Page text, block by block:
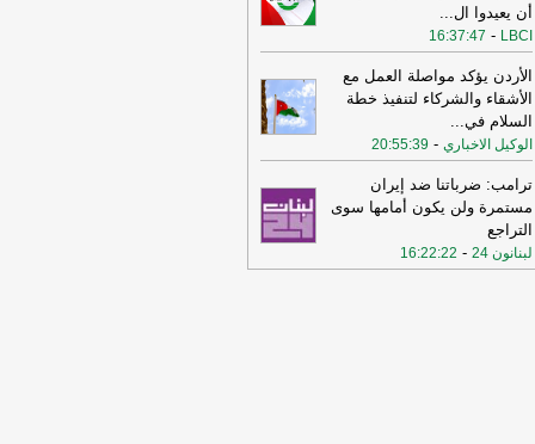
12:31
الأردن تعلن اعتراض 4 صواريخ
وسقوط 2 في مناطق خالية
الإلكترونية
19:02
‏الخارجية الأردنية للقائم بالأعمال
هناك بيانات إيرانية رسمية
ضد الأردن -لبنانون 24
15:57
وزير الدفاع الإسرائيلي: إذا
إيران فسنرد ونهاجمها بشكل
-
15:55
وزير الخارجية الإيراني: اختراق
أن يعيدوا ال...
LBCI
-
16:37:47
الأردن يؤكد مواصلة العمل مع
الأشقاء والشركاء لتنفيذ خطة
السلام في...
الوكيل الاخباري -
20:55:39
ترامب: ضرباتنا ضد إيران
مستمرة ولن يكون أمامها سوى
التراجع
لبنانون 24 -
16:22:22